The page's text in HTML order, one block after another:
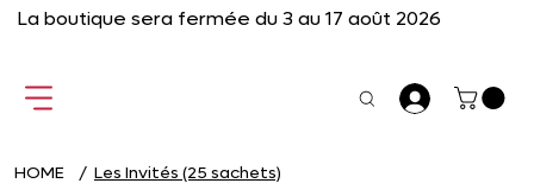
La boutique sera fermée du 3 au 17 août 2026
HOME / Les Invités (25 sachets)